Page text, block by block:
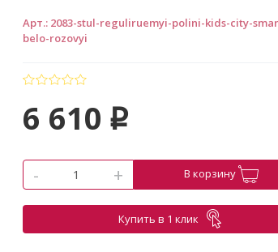
Арт.: 2083-stul-reguliruemyi-polini-kids-city-
belo-rozovyi
6 610 p
- + В корзину
Купить в 1 клик